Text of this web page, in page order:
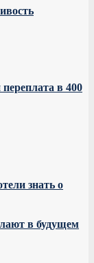
в 400
знать о
в будущем